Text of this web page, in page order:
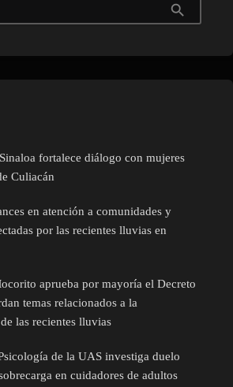
search
fortalece diálogo con mujeres
Culiacán
en atención a comunidades y
por las recientes lluvias en
aprueba por mayoría el Decreto
temas relacionados a la
las recientes lluvias
de la UAS investiga duelo
en cuidadores de adultos